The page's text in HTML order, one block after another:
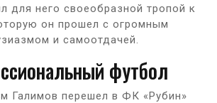
для него своеобразной тропой к
он прошел с огромным
и самоотдачей.
футбол
Галимов перешел в ФК «Рубин»